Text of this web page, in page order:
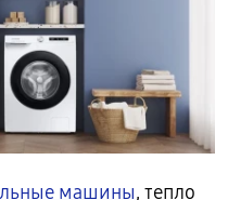
машины, тепло